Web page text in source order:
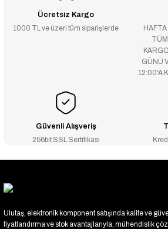
Ücretsiz Kargo
1000 TL ve üzeri tüm siparişlerde
HAFTA
GÜNÜ
12:00'A
Güvenli Alışveriş
256bit SSL Sertifikası
Ulutaş, elektronik komponent satışında kalite ve
fiyatlandırma ve stok avantajlarıyla, mühendislik